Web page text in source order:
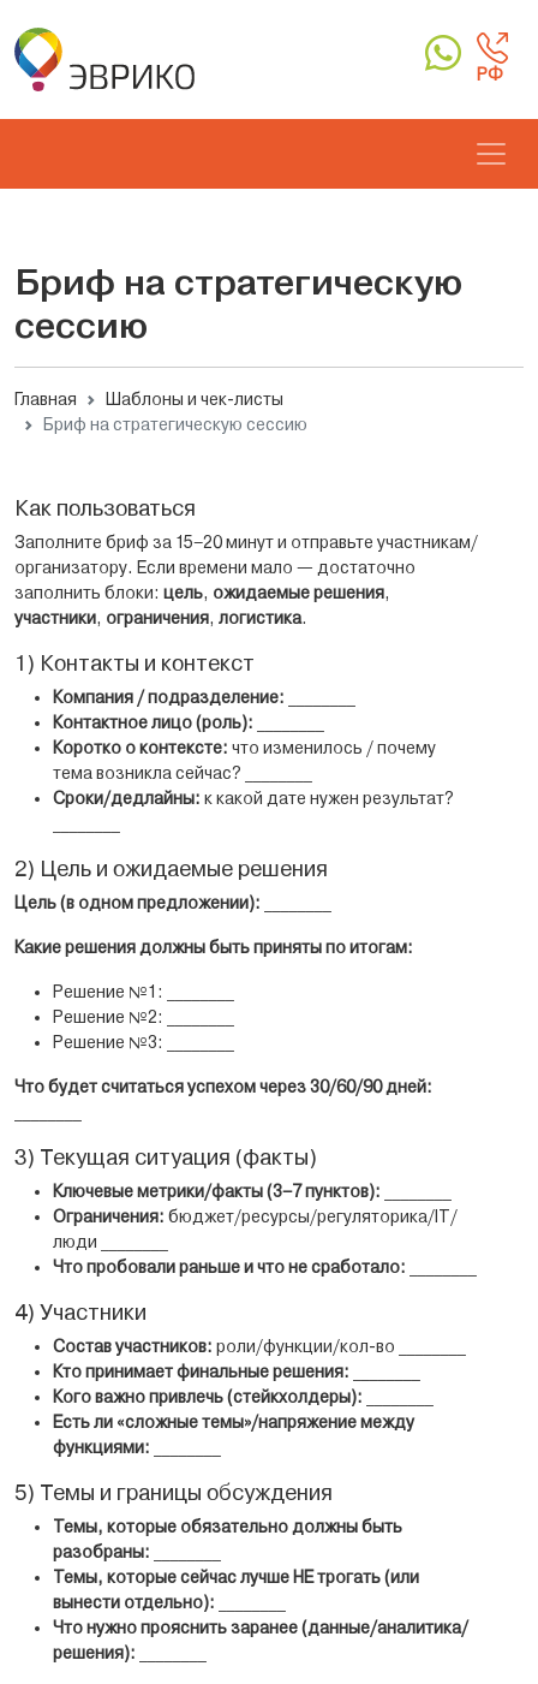
РФ
Бриф на стратегическую
сессию
Главная
Шаблоны и чек-листы
Бриф на стратегическую сессию
Как пользоваться
Заполните бриф за 15–20 минут и отправьте участникам/
организатору. Если времени мало — достаточно
заполнить блоки: цель, ожидаемые решения,
участники, ограничения, логистика.
1) Контакты и контекст
Компания / подразделение:
Контактное лицо (роль):
Коротко о контексте: что изменилось / почему
тема возникла сейчас? ________
Сроки/дедлайны: к какой дате нужен результат?
2) Цель и ожидаемые решения
Цель (в одном предложении):
Какие решения должны быть приняты по итогам:
Решение №1: ________
Решение №2: ________
Решение №3: ________
Что будет считаться успехом через 30/60/90 дней:
3) Текущая ситуация (факты)
Ключевые метрики/факты (3–7 пунктов):
Ограничения: бюджет/ресурсы/регуляторика/IT/
люди ________
Что пробовали раньше и что не сработало:
4) Участники
Состав участников: роли/функции/кол-во ________
Кто принимает финальные решения:
Кого важно привлечь (стейкхолдеры):
Есть ли «сложные темы»/напряжение между
функциями:
5) Темы и границы обсуждения
Темы, которые обязательно должны быть
разобраны:
Темы, которые сейчас лучше НЕ трогать (или
вынести отдельно):
Что нужно прояснить заранее (данные/аналитика/
решения):